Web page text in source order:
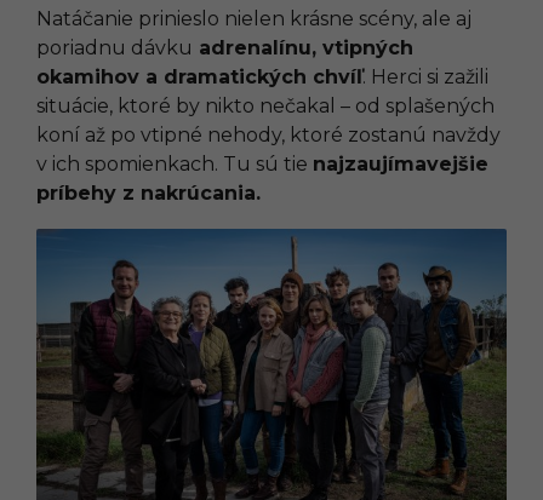
3
9
Natáčanie prinieslo nielen krásne scény, ale aj
poriadnu dávku adrenalínu, vtipných
okamihov a dramatických chvíľ . Herci si zažili
situácie, ktoré by nikto nečakal – od splašených
koní až po vtipné nehody, ktoré zostanú navždy
v ich spomienkach. Tu sú tie najzaujímavejšie
príbehy z nakrúcania.